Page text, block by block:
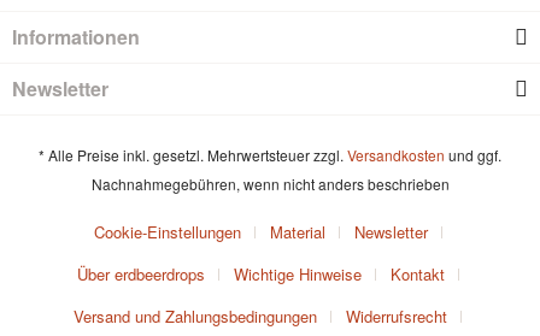
Informationen
Newsletter
* Alle Preise inkl. gesetzl. Mehrwertsteuer zzgl. Versandkosten und ggf.
Nachnahmegebühren, wenn nicht anders beschrieben
Cookie-Einstellungen Material
Newsletter
Über erdbeerdrops
Wichtige Hinweise
Kontakt
Versand und Zahlungsbedingungen
Widerrufsrecht